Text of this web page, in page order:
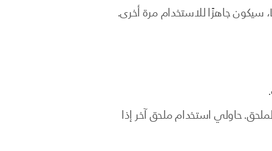
هذا سلوك طبيعي للجهاز. اتركي جهاز Lumea يبرُد بينما المروحة قيد التشغيل. بعد أن يبرُد جهاز Lumea، سيكون جاهزًا للاستخدام مرة أخرى.
حاولي استخدام ملحق آخر إذا